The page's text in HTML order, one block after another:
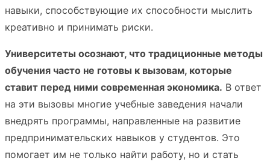
навыки, способствующие их способности мыслить
креативно и принимать риски.
Университеты осознают, что традиционные методы
обучения часто не готовы к вызовам, которые
ставит перед ними современная экономика. В ответ
на эти вызовы многие учебные заведения начали
внедрять программы, направленные на развитие
предпринимательских навыков у студентов. Это
помогает им не только найти работу, но и стать